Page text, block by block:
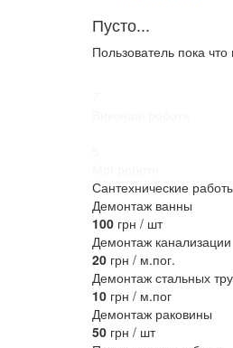
Пусто...
Пользователь пока
Сантехнические
Демонтаж ванны
100 грн / шт
Демонтаж канализации
20 грн / м.пог.
Демонтаж стальных
10 грн / м.пог
Демонтаж раковины
50 грн / шт